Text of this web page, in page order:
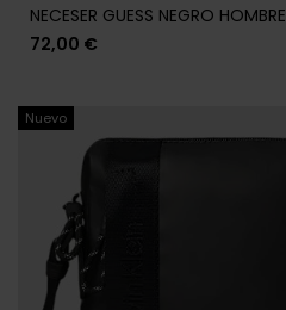
NECESER GUESS NEGRO HOMBRE
72,00 €
Nuevo